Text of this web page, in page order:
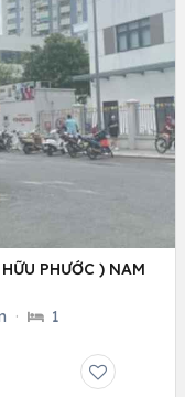
PHƯỚC ) NAM
· 1